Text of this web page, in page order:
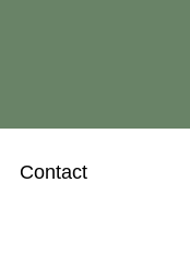
Contact